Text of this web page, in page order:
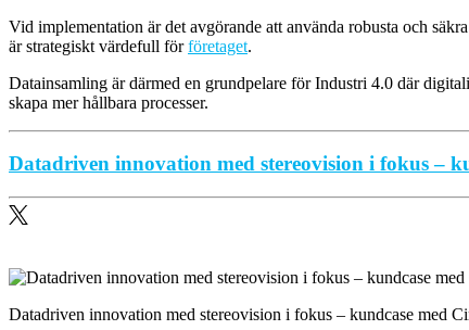
Vid implementation är det avgörande att använda robusta och
är strategiskt värdefull förföretaget.
Datainsamling är därmed en grundpelare för Industri 4.0 där
skapa mer hållbara processer.
Datadriven innovation med stereovision i fokus –
Datadriven innovation med stereovision i fokus – kundcase med